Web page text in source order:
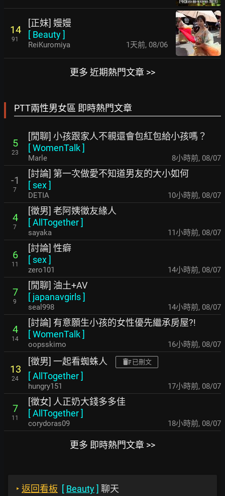
14
91
[正妹] 嫚嫚
[ Beauty]
ReiKuromiya 1天前, 08/06
更多 近期熱門文章 >>
PTT兩性男女區 即時熱門文章
5
23
[閒聊] 小孩跟家人不親還會包紅包給小孩嗎？
[WomenTalk]
Marle 8小時前, 08/07
-1
7
[討論] 第一次做愛不知道男友的大小如何
[ sex]
DETIA 10小時前, 08/07
4
7
[徵男] 老阿姨徵友緣人
[AllTogether]
sayaka 11小時前, 08/07
6
11
[討論] 性癖
[ sex]
zero101 14小時前, 08/07
7
9
[閒聊] 油土+AV
[ japanavgirls]
seal998 14小時前, 08/07
4
14
[討論] 有意願生小孩的女性優先繼承房屋?!
[WomenTalk]
oopsskimo 16小時前, 08/07
13
24
[徵男] 一起看蜘蛛人 已刪文
[AllTogether]
hungry151 17小時前, 08/07
7
11
[徵女] 人正奶大錢多多佳
[AllTogether]
corydoras09 18小時前, 08/07
更多 即時熱門文章 >>
‣ 返回看板 [ Beauty] 聊天